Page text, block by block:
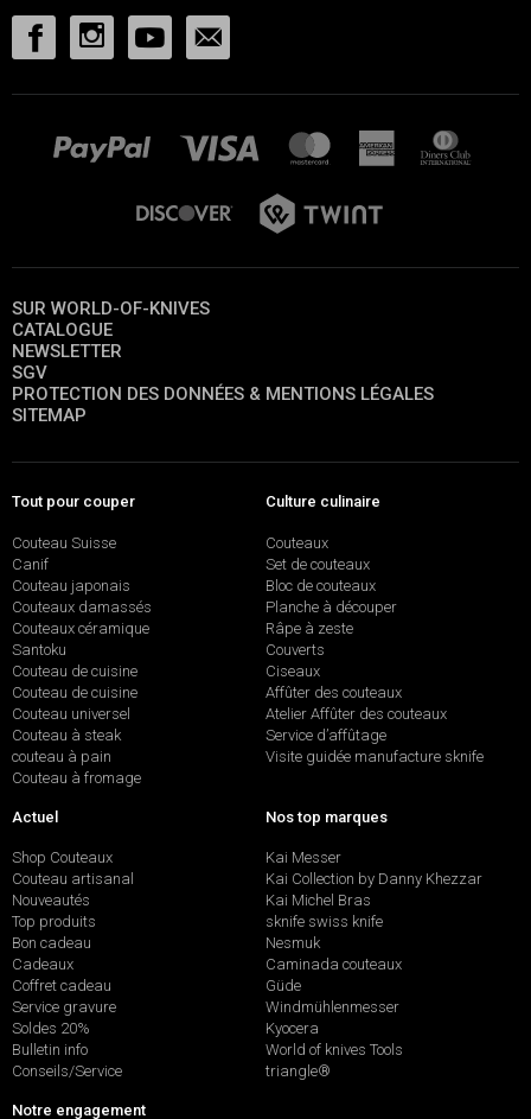
SUR WORLD-OF-KNIVES
CATALOGUE
NEWSLETTER
SGV
PROTECTION DES DONNÉES & MENTIONS LÉGALES
SITEMAP
Tout pour couper
Couteau Suisse
Canif
Couteau japonais
Couteaux damassés
Couteaux céramique
Santoku
Couteau de cuisine
Couteau de cuisine
Couteau universel
Couteau à steak
couteau à pain
Couteau à fromage
Culture culinaire
Couteaux
Set de couteaux
Bloc de couteaux
Planche à découper
Râpe à zeste
Couverts
Ciseaux
Affûter des couteaux
Atelier Affûter des couteaux
Service d’affûtage
Visite guidée manufacture sknife
Actuel
Shop Couteaux
Couteau artisanal
Nouveautés
Top produits
Bon cadeau
Cadeaux
Coffret cadeau
Service gravure
Soldes 20%
Bulletin info
Conseils/Service
Nos top marques
Kai Messer
Kai Collection by Danny Khezzar
Kai Michel Bras
sknife swiss knife
Nesmuk
Caminada couteaux
Güde
Windmühlenmesser
Kyocera
World of knives Tools
triangle®
Notre engagement